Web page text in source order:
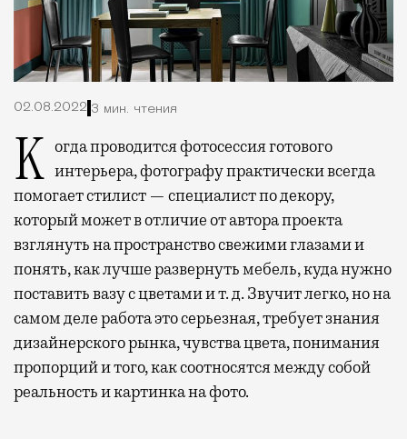
02.08.2022 3 мин. чтения
Когда проводится фотосессия готового интерьера, фотографу практически всегда
помогает стилист — специалист по декору,
который может в отличие от автора проекта
взглянуть на пространство свежими глазами и
понять, как лучше развернуть мебель, куда нужно
поставить вазу с цветами и т. д. Звучит легко, но на
самом деле работа это серьезная, требует знания
дизайнерского рынка, чувства цвета, понимания
пропорций и того, как соотносятся между собой
реальность и картинка на фото.